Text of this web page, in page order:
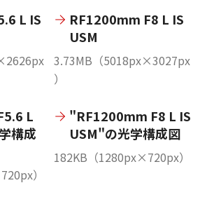
L IS
RF1200mm F8 L IS
USM
3.73MB（5018px×3027px
）
L
構成
）
"RF1200mm F8 L IS
USM"の光学構成図
182KB（1280px×720px）